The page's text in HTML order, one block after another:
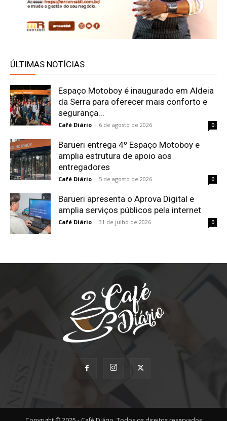
ÚLTIMAS NOTÍCIAS
Espaço Motoboy é inaugurado em Aldeia
da Serra para oferecer mais conforto e
segurança...
Café Diário - 6 de agosto de 2026 0
Barueri entrega 4º Espaço Motoboy e
amplia estrutura de apoio aos
entregadores
Café Diário - 5 de agosto de 2026 0
Barueri apresenta o Aprova Digital e
amplia serviços públicos pela internet
Café Diário - 31 de julho de 2026 0